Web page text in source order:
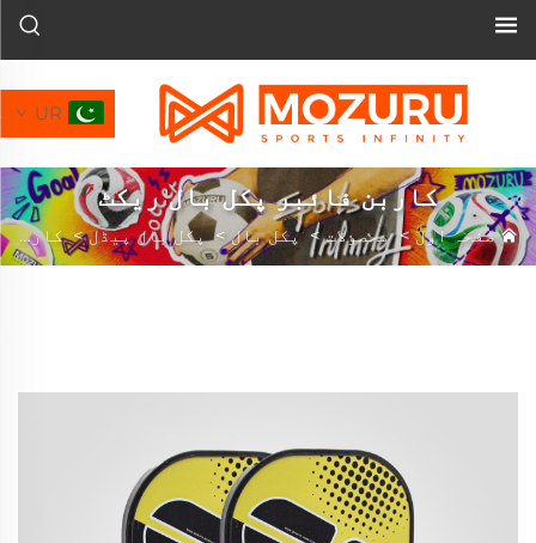
UR
کاربن فائبر پکل بال ریکٹ
صفحہ اول>محصولات>پکل بال>پکل بال پیڈل>کاربن فائبر پکل بال ریکٹ